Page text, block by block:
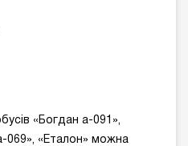
«Богдан а-091»,
069», «Еталон» можна